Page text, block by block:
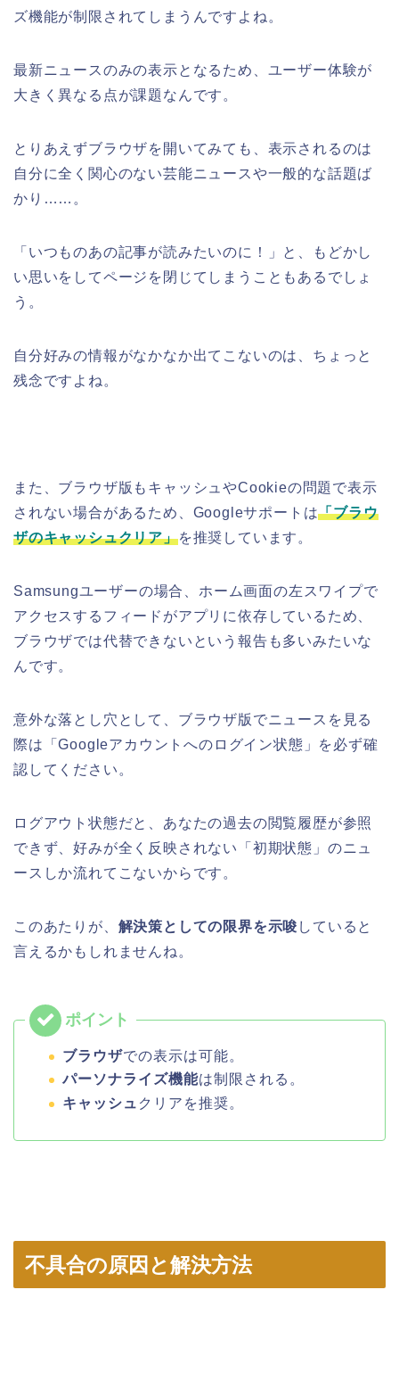
ズ機能が制限されてしまうんですよね。
最新ニュースのみの表示となるため、ユーザー体験が
大きく異なる点が課題なんです。
とりあえずブラウザを開いてみても、表示されるのは
自分に全く関心のない芸能ニュースや一般的な話題ば
かり……。
「いつものあの記事が読みたいのに！」と、もどかし
い思いをしてページを閉じてしまうこともあるでしょ
う。
自分好みの情報がなかなか出てこないのは、ちょっと
残念ですよね。
また、ブラウザ版もキャッシュやCookieの問題で表示
されない場合があるため、Googleサポートは「ブラウ
ザのキャッシュクリア」を推奨しています。
Samsungユーザーの場合、ホーム画面の左スワイプで
アクセスするフィードがアプリに依存しているため、
ブラウザでは代替できないという報告も多いみたいな
んです。
意外な落とし穴として、ブラウザ版でニュースを見る
際は「Googleアカウントへのログイン状態」を必ず確
認してください。
ログアウト状態だと、あなたの過去の閲覧履歴が参照
できず、好みが全く反映されない「初期状態」のニュ
ースしか流れてこないからです。
このあたりが、 解決策としての限界を示唆 していると
言えるかもしれませんね。
ブラウザでの表示は可能。
パーソナライズ機能は制限される。
キャッシュ クリアを推奨。
不具合の原因と解決方法